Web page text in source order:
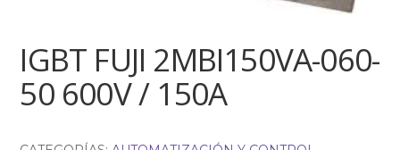
IGBT FUJI 2MBI150VA-060-
50 600V / 150A